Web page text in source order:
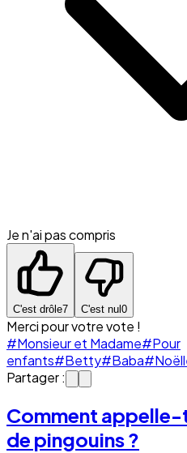
Je n'ai pas compris
C'est drôle7 C'est nul0
Merci pour votre vote !
#Monsieur et Madame#Pour
enfants#Betty#Baba
Partager :
Comment
de pingouins ?